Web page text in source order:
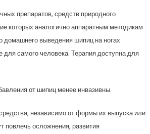
препаратов, средств природного
которых аналогично аппаратным методикам
выведения шипиц на ногах
для самого человека. Терапия доступна для
от шипиц менее инвазивны.
независимо от формы их выпуска или
повлечь осложнения, развития